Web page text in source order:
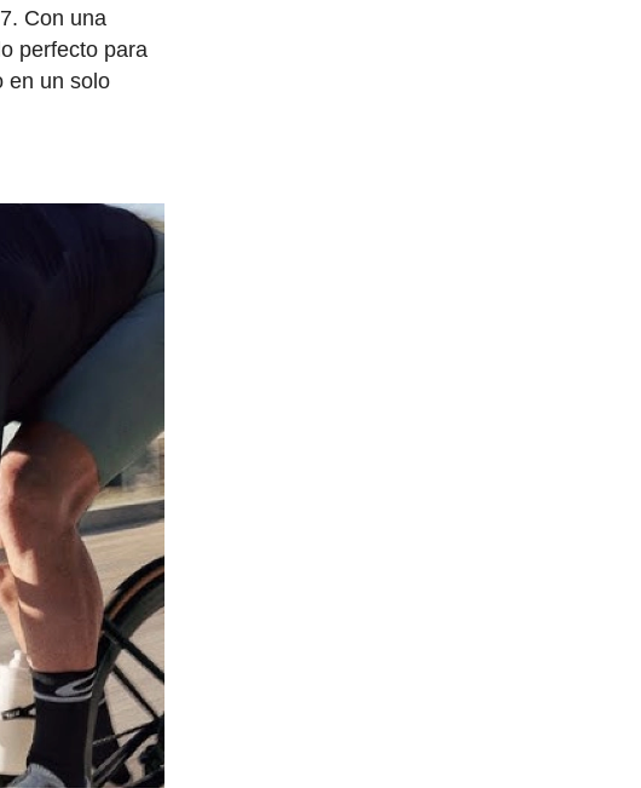
Con una
perfecto para
en un solo